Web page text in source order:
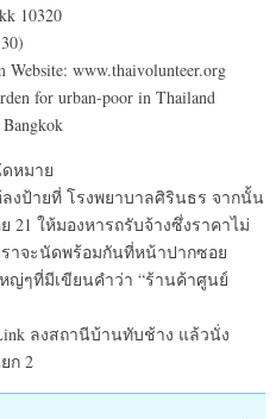
10320
Website: www.thaivolunteer.org
for urban-poor in Thailand
หมาย
งป้ายที่ โรงพยาบาลศิรินธร จากนั้น
21 ให้มองหารถรับจ้างซึ่งราคาไม่
ราจะนัดพร้อมกันที่หน้าปากซอย
ญ่ๆที่มีเขียนคำว่า “ร้านค้าศูนย์
ลงสถานีบ้านทับช้าง แล้วนั่ง
ก 2